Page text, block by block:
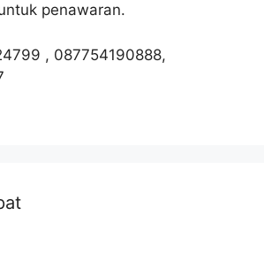
penawaran.
, 087754190888,